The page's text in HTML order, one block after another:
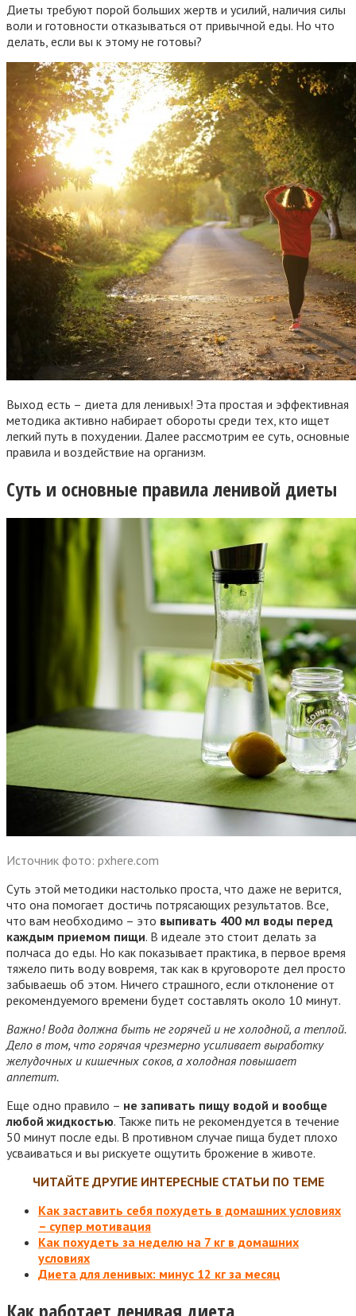
Диеты требуют порой больших жертв и усилий, наличия силы
воли и готовности отказываться от привычной еды. Но что
делать, если вы к этому не готовы?
Выход есть – диета для ленивых! Эта простая и эффективная
методика активно набирает обороты среди тех, кто ищет
легкий путь в похудении. Далее рассмотрим ее суть, основные
правила и воздействие на организм.
Суть и основные правила ленивой диеты
Источник фото: pxhere.com
Суть этой методики настолько проста, что даже не верится,
что она помогает достичь потрясающих результатов. Все,
что вам необходимо – это выпивать 400 мл воды перед
каждым приемом пищи. В идеале это стоит делать за
полчаса до еды. Но как показывает практика, в первое время
тяжело пить воду вовремя, так как в круговороте дел просто
забываешь об этом. Ничего страшного, если отклонение от
рекомендуемого времени будет составлять около 10 минут.
Важно! Вода должна быть не горячей и не холодной, а теплой.
Дело в том, что горячая чрезмерно усиливает выработку
желудочных и кишечных соков, а холодная повышает
аппетит.
Еще одно правило – не запивать пищу водой и вообще
любой жидкостью. Также пить не рекомендуется в течение
50 минут после еды. В противном случае пища будет плохо
усваиваться и вы рискуете ощутить брожение в животе.
ЧИТАЙТЕ ДРУГИЕ ИНТЕРЕСНЫЕ СТАТЬИ ПО ТЕМЕ
Как заставить себя похудеть в домашних условиях
– супер мотивация
Как похудеть за неделю на 7 кг в домашних
условиях
Диета для ленивых: минус 12 кг за месяц
Как работает ленивая диета